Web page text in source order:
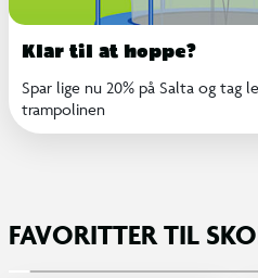
Klar til at hoppe?
Spar lige nu 20% på Salta og tag
trampolinen
FAVORITTER TIL